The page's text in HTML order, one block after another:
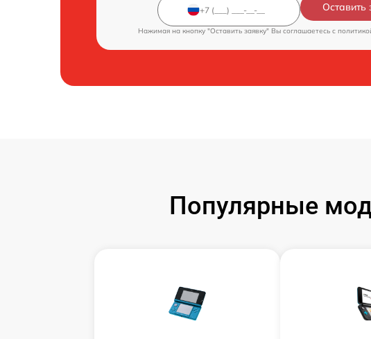
Оставить
Нажимая на кнопку "Оставить заявку" Вы соглашаетесь c
Популярные